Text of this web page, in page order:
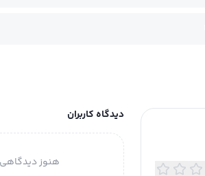
دیدگاه کاربران
هنوز